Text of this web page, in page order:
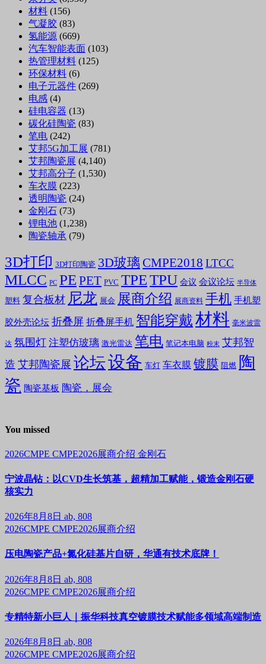
材料 (156)
气凝胶 (83)
氢能源 (669)
汽车智能表面 (103)
热管理材料 (125)
环保材料 (6)
电子元器件 (269)
电感 (4)
硅电容器 (13)
碳化硅陶瓷 (83)
笔电 (242)
艾邦5G加工展 (781)
艾邦陶瓷展 (4,140)
艾邦高分子 (1,530)
车衣膜 (223)
透明陶瓷 (24)
金刚石 (73)
锂电池 (1,238)
陶瓷轴承 (79)
3D打印 3D打印陶瓷 3D玻璃 CMPE2018 LTCC
MLCC PC PE PET PVC TPETPU 会议 会议论坛 半导体
塑料 复合板材 尼龙 展会 展商介绍 展商资料 手机 手机塑
胶外壳论坛 折叠屏 折叠屏手机 智能穿戴材料 毫米波雷
达 氛围灯 注塑仿玻璃 激光雷达 笔电 笔记本电脑 粉末 艾邦智
造 艾邦陶瓷展 论坛设备 车灯 车衣膜 镀膜 阻燃 陶
瓷 陶瓷基板 陶瓷，展会
You missed
2026CMPE CMPE2026展商介绍 金刚石
宁波晶钻：以CVD生长筑基，超精加工赋能，锻造金刚石硬
核实力
2026年8月8日 ab, 808
2026CMPE CMPE2026展商介绍
压电陶瓷产品+氮化硅基片自研，华通有技术底牌！
2026年8月8日 ab, 808
2026CMPE CMPE2026展商介绍
专精特新小巨人｜振华科技真空镀膜技术赋能多领域高端制造
2026年8月8日 ab, 808
2026CMPE CMPE2026展商介绍